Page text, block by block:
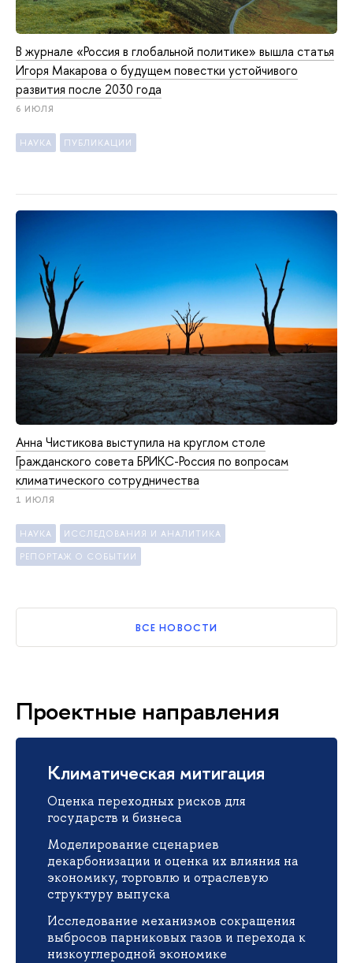
В журнале «Россия в глобальной политике» вышла статья
Игоря Макарова о будущем повестки устойчивого
развития после 2030 года
6 ИЮЛЯ
НАУКА ПУБЛИКАЦИИ
Анна Чистикова выступила на круглом столе
Гражданского совета БРИКС-Россия по вопросам
климатического сотрудничества
1 ИЮЛЯ
НАУКА ИССЛЕДОВАНИЯ И АНАЛИТИКА
РЕПОРТАЖ О СОБЫТИИ
ВСЕ НОВОСТИ
Проектные направления
Климатическая митигация
Оценка переходных рисков для
государств и бизнеса
Моделирование сценариев
декарбонизации и оценка их влияния на
экономику, торговлю и отраслевую
структуру выпуска
Исследование механизмов сокращения
выбросов парниковых газов и перехода к
низкоуглеродной экономике